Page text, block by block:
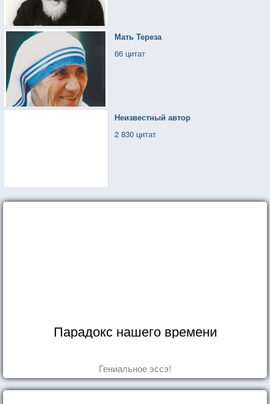
Мать Тереза
66 цитат
Неизвестный автор
2 830 цитат
Парадокс нашего времени
Гениальное эссэ!